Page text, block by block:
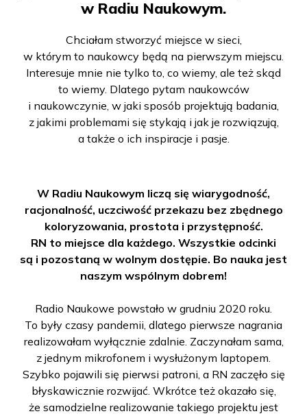
w Radiu Naukowym.
Chciałam stworzyć miejsce w sieci,
w którym to naukowcy będą na pierwszym miejscu.
Interesuje mnie nie tylko to, co wiemy, ale też skąd
to wiemy. Dlatego pytam naukowców
i naukowczynie, w jaki sposób projektują badania,
z jakimi problemami się stykają i jak je rozwiązują,
a także o ich inspiracje i pasje.
W Radiu Naukowym liczą się wiarygodność,
racjonalność, uczciwość przekazu bez zbędnego
koloryzowania, prostota i przystępność.
RN to miejsce dla każdego. Wszystkie odcinki
są i pozostaną w wolnym dostępie. Bo nauka jest
naszym wspólnym dobrem!
Radio Naukowe powstało w grudniu 2020 roku.
To były czasy pandemii, dlatego pierwsze nagrania
realizowałam wyłącznie zdalnie. Zaczynałam sama,
z jednym mikrofonem i wysłużonym laptopem.
Szybko pojawili się pierwsi patroni, a RN zaczęło się
błyskawicznie rozwijać. Wkrótce też okazało się,
że samodzielne realizowanie takiego projektu jest